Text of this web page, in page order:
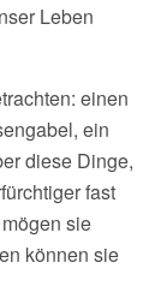
Leben
einen
ein
diese Dinge,
fast
sie
können sie